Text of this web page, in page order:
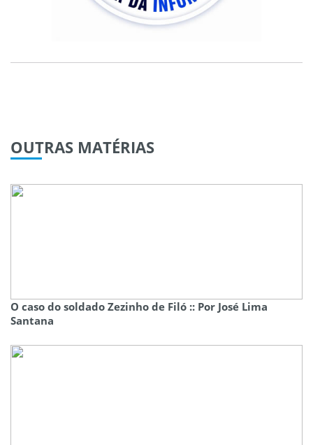
OUTRAS MATÉRIAS
O caso do soldado Zezinho de Filó :: Por José Lima
Santana